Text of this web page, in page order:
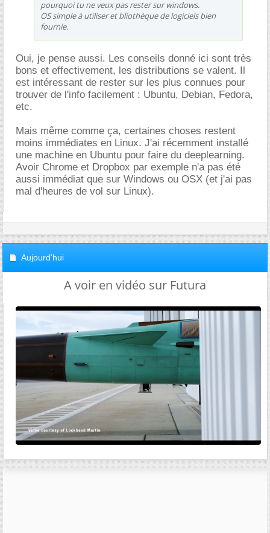
pourquoi tu ne veux pas rester sur windows.
OS simple à utiliser et bliothèque de logiciels bien
fournie.
Oui, je pense aussi. Les conseils donné ici sont très
bons et effectivement, les distributions se valent. Il
est intéressant de rester sur les plus connues pour
trouver de l'info facilement : Ubuntu, Debian, Fedora,
etc.
Mais même comme ça, certaines choses restent
moins immédiates en Linux. J'ai récemment installé
une machine en Ubuntu pour faire du deeplearning.
Avoir Chrome et Dropbox par exemple n'a pas été
aussi immédiat que sur Windows ou OSX (et j'ai pas
mal d'heures de vol sur Linux).
Aujourd'hui
A voir en vidéo sur Futura